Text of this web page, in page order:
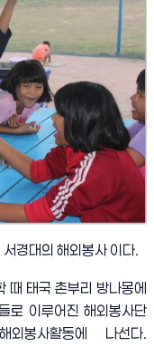
경대의 해외봉사 이다.
때 태국 촌부리 방나몽에
로 이루어진 해외봉사단
봉사활동에 나선다.